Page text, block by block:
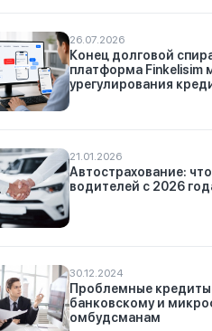
26.07.2026
Конец долговой
платформа Finkelisim
урегулирования
21.01.2026
Автострахование:
водителей с 2026
30.12.2024
Проблемные
банковскому и
омбудсманам